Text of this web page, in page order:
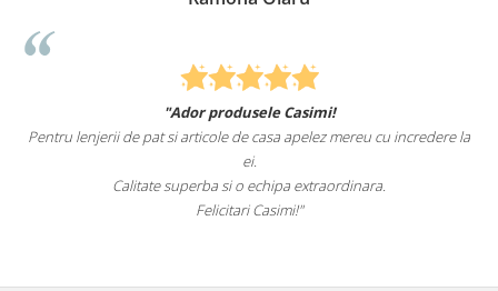
casa apelez mereu cu incredere la
o echipa extraordinara.
Felcitari oameni minunati
sunteti cei mai buni. Nepotii mei au
Recomand cu drag